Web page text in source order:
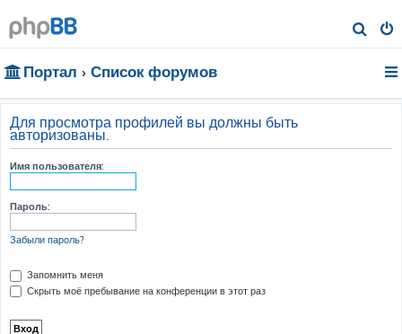
о
Портал Список форумов
Для просмотра профилей вы должны быть
авторизованы.
Имя пользователя:
Пароль:
Забыли пароль?
Запомнить меня
Скрыть моё пребывание на конференции в этот раз